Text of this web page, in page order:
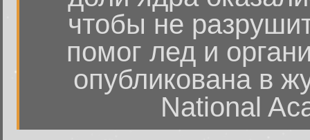
чтобы не
помог лед и
опубликована в
National